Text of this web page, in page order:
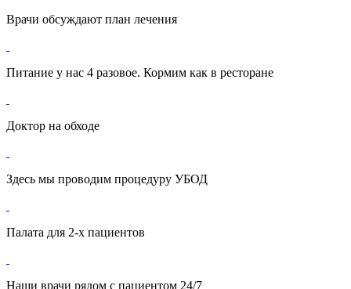
Врачи обсуждают план лечения
Питание у нас 4 разовое. Кормим как в ресторане
Доктор на обходе
Здесь мы проводим процедуру УБОД
Палата для 2-х пациентов
Наши врачи рядом с пациентом 24/7